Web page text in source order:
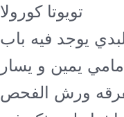
تويوتا كورولا XLI 2013 قير اوتماتيك الممشى: 300
ممشى 351000 البدي يوجد فيه باب
يمين و يسار
ورش الفحص